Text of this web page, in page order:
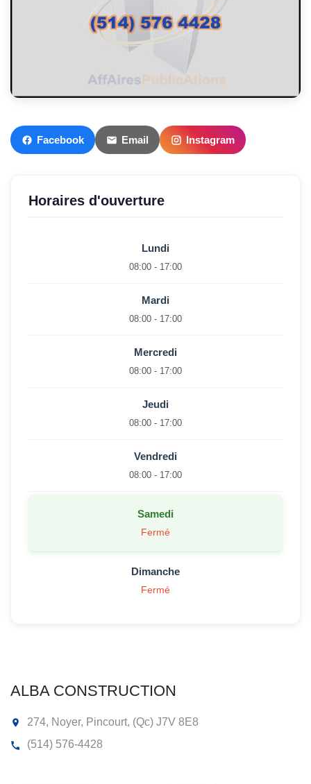
Facebook Email Instagram
Horaires d'ouverture
Lundi
08:00 - 17:00
Mardi
08:00 - 17:00
Mercredi
08:00 - 17:00
Jeudi
08:00 - 17:00
Vendredi
08:00 - 17:00
Samedi
Fermé
Dimanche
Fermé